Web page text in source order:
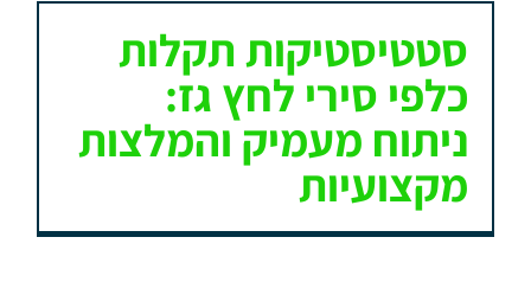
סטטיסטיקות תקלות
כלפי סירי לחץ גז:
ניתוח מעמיק והמלצות
מקצועיות